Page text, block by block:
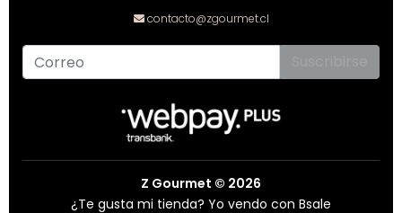
contacto@zgourmet.cl
Z Gourmet © 2026
¿Te gusta mi tienda? Yo vendo con Bsale